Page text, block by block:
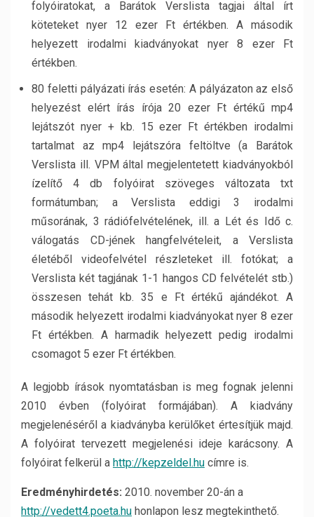
folyóiratokat, a Barátok Verslista tagjai által írt
köteteket nyer 12 ezer Ft értékben. A második
helyezett irodalmi kiadványokat nyer 8 ezer Ft
értékben.
80 feletti pályázati írás esetén: A pályázaton az első
helyezést elért írás írója 20 ezer Ft értékű mp4
lejátszót nyer + kb. 15 ezer Ft értékben irodalmi
tartalmat az mp4 lejátszóra feltöltve (a Barátok
Verslista ill. VPM által megjelentetett kiadványokból
ízelítő 4 db folyóirat szöveges változata txt
formátumban; a Verslista eddigi 3 irodalmi
műsorának, 3 rádiófelvételének, ill. a Lét és Idő c.
válogatás CD-jének hangfelvételeit, a Verslista
életéből videofelvétel részleteket ill. fotókat; a
Verslista két tagjának 1-1 hangos CD felvételét stb.)
összesen tehát kb. 35 e Ft értékű ajándékot. A
második helyezett irodalmi kiadványokat nyer 8 ezer
Ft értékben. A harmadik helyezett pedig irodalmi
csomagot 5 ezer Ft értékben.
A legjobb írások nyomtatásban is meg fognak jelenni
2010 évben (folyóirat formájában). A kiadvány
megjelenéséről a kiadványba kerülőket értesítjük majd.
A folyóirat tervezett megjelenési ideje karácsony. A
folyóirat felkerül a http://kepzeldel.hu címre is.
Eredményhirdetés: 2010. november 20-án a
http://vedett4.poeta.hu honlapon lesz megtekinthető.